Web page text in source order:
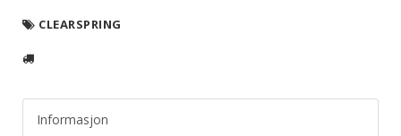
CLEARSPRING
Informasjon